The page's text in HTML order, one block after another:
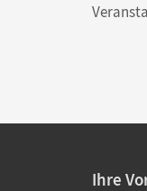
Ihre